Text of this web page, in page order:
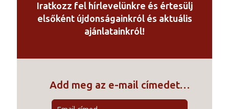
Iratkozz fel hírlevelünkre és értesülj
elsőként újdonságainkról és aktuális
ajánlatainkról!
Add meg az e-mail címedet…